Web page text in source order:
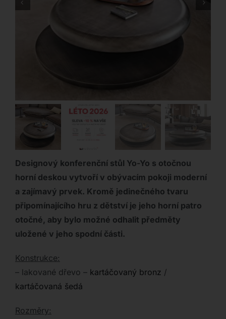
Designový konferenční stůl Yo-Yo s otočnou
horní deskou vytvoří v obývacím pokoji moderní
a zajímavý prvek. Kromě jedinečného tvaru
připomínajícího hru z dětství je jeho horní patro
otočné, aby bylo možné odhalit předměty
uložené v jeho spodní části.
Konstrukce:
– lakované dřevo – kartáčovaný bronz /
kartáčovaná šedá
Rozměry: